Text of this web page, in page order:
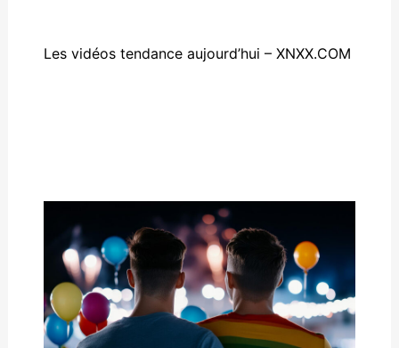
Les vidéos tendance aujourd’hui – XNXX.COM